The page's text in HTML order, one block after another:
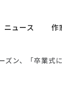
ニュース 作
ン、「卒業式